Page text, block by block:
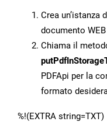
Crea un’istanza
documento WEB
Chiama il
PDFApi per la
formato
%!(EXTRA string=TXT)